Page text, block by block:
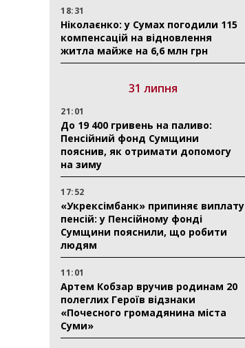
18:31
Ніколаєнко: у Сумах погодили 115
компенсацій на відновлення
житла майже на 6,6 млн грн
31 липня
21:01
До 19 400 гривень на паливо:
Пенсійний фонд Сумщини
пояснив, як отримати допомогу
на зиму
17:52
«Укрексімбанк» припиняє виплату
пенсій: у Пенсійному фонді
Сумщини пояснили, що робити
людям
11:01
Артем Кобзар вручив родинам 20
полеглих Героїв відзнаки
«Почесного громадянина міста
Суми»